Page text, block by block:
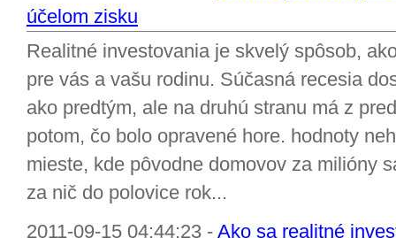
účelom zisku
Realitné investovania je skvelý spôsob,
pre vás a vašu rodinu. Súčasná recesia
ako predtým, ale na druhú stranu má z
potom, čo bolo opravené hore. hodnoty
mieste, kde pôvodne domovov za milióny
za nič do polovice rok...
2011-09-15 04:44:23 - Ako sa realitné